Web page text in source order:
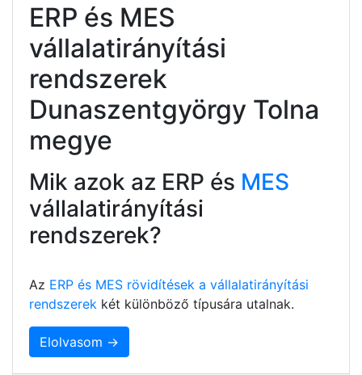
ERP és MES
vállalatirányítási
rendszerek
Dunaszentgyörgy Tolna
megye
Mik azok az ERP és MES
vállalatirányítási
rendszerek?
Az ERP és MES rövidítések a vállalatirányítási
rendszerek két különböző típusára utalnak.
Elolvasom →